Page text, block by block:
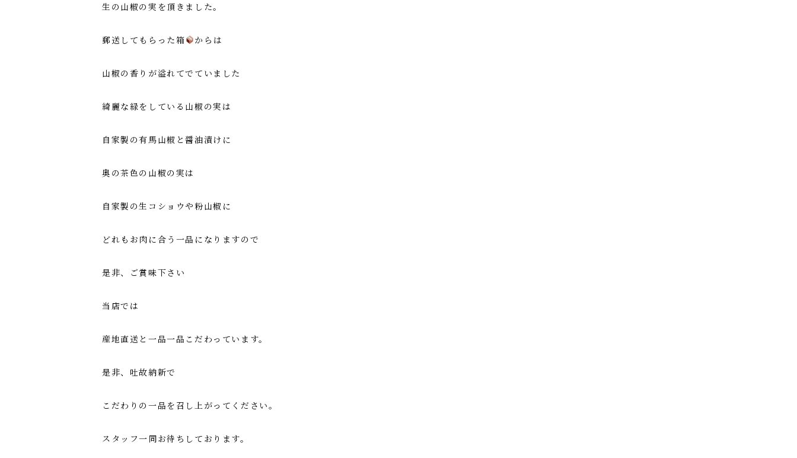
生の山椒の実を頂きました。
郵送してもらった箱 からは
山椒の香りが溢れてでていました
綺麗な緑をしている山椒の実は
自家製の有馬山椒と醤油漬けに
奥の茶色の山椒の実は
自家製の生コショウや粉山椒に
どれもお肉に合う一品になりますので
是非、ご賞味下さい
当店では
産地直送と一品一品こだわっています。
是非、吐故納新で
こだわりの一品を召し上がってください。
スタッフ一同お待ちしております。